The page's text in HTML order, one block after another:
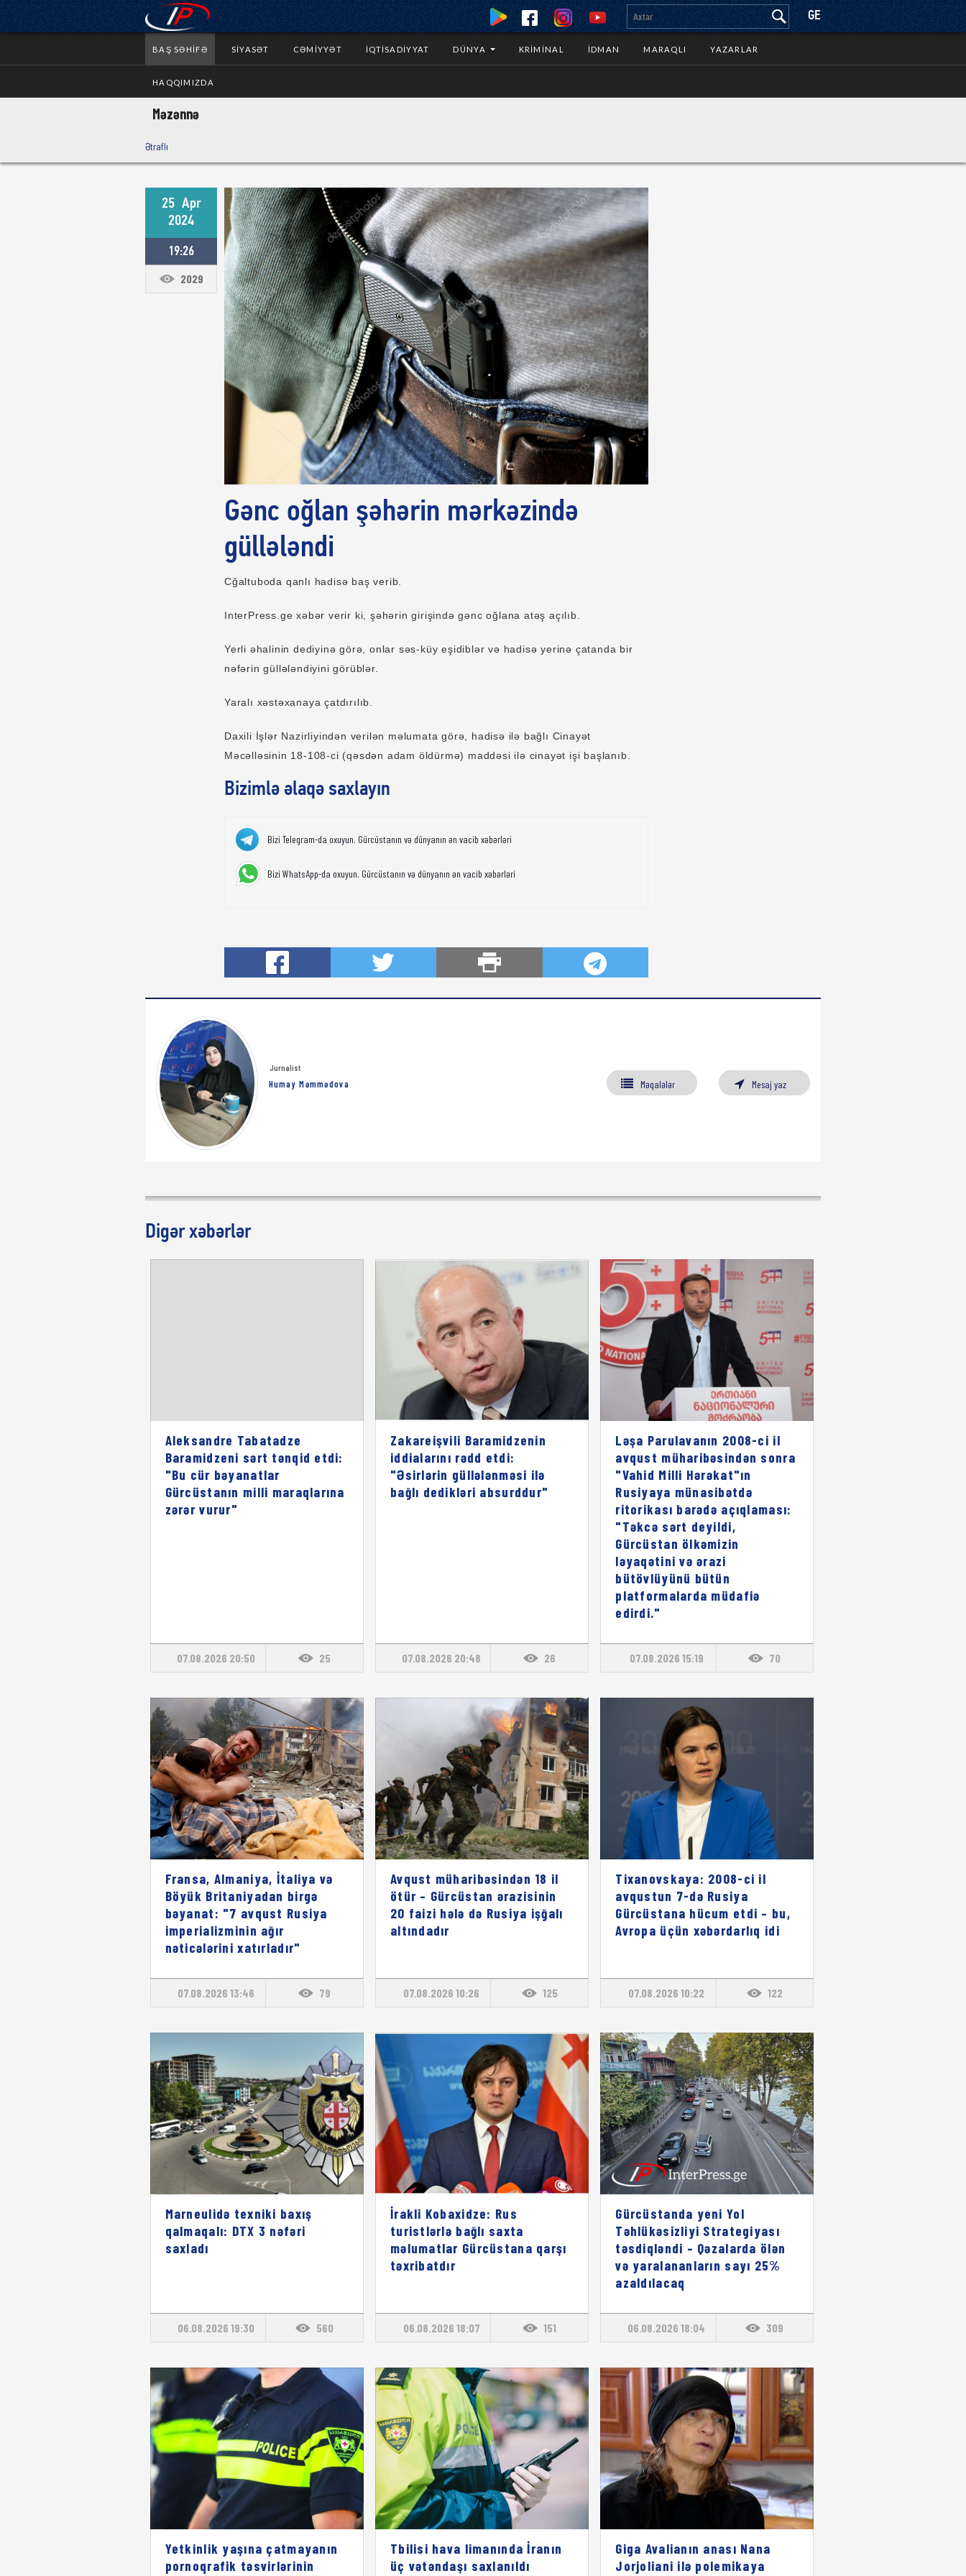
GE
BAŞ SƏHIFƏ SIYASƏT CƏMIYYƏT İQTISADIYYAT DÜNYA KRIMINAL İDMAN MARAQLI YAZARLAR
HAQQIMIZDA
Məzənnə
Ətraflı
25 Apr
2024
19:26
2029
Gənc oğlan şəhərin mərkəzində
güllələndi
Cğaltuboda qanlı hadisə baş verib.
InterPress.ge xəbər verir ki, şəhərin girişində gənc oğlana atəş açılıb.
Yerli əhalinin dediyinə görə, onlar səs-küy eşidiblər və hadisə yerinə çatanda bir
nəfərin güllələndiyini görüblər.
Yaralı xəstəxanaya çatdırılıb.
Daxili İşlər Nazirliyindən verilən məlumata görə, hadisə ilə bağlı Cinayət
Məcəlləsinin 18-108-ci (qəsdən adam öldürmə) maddəsi ilə cinayət işi başlanıb.
Bizimlə əlaqə saxlayın
Bizi Telegram-da oxuyun. Gürcüstanın və dünyanın ən vacib xəbərləri
Bizi WhatsApp-da oxuyun. Gürcüstanın və dünyanın ən vacib xəbərləri
Jurnalist
Humay Məmmədova Məqalələr Mesaj yaz
Digər xəbərlər
Aleksandre Tabatadze
Baramidzeni sərt tənqid etdi:
"Bu cür bəyanatlar
Gürcüstanın milli maraqlarına
zərər vurur"
07.08.2026 20:50 25
Zakareişvili Baramidzenin
iddialarını rədd etdi:
"Əsirlərin güllələnməsi ilə
bağlı dedikləri absurddur"
07.08.2026 20:48 26
Ləşa Parulavanın 2008-ci il
avqust müharibəsindən sonra
"Vahid Milli Hərəkat"ın
Rusiyaya münasibətdə
ritorikası barədə açıqlaması:
"Təkcə sərt deyildi,
Gürcüstan ölkəmizin
ləyaqətini və ərazi
bütövlüyünü bütün
platformalarda müdafiə
edirdi."
07.08.2026 15:19 70
Fransa, Almaniya, İtaliya və
Böyük Britaniyadan birgə
bəyanat: "7 avqust Rusiya
imperializminin ağır
nəticələrini xatırladır"
07.08.2026 13:46 79
Avqust müharibəsindən 18 il
ötür – Gürcüstan ərazisinin
20 faizi hələ də Rusiya işğalı
altındadır
07.08.2026 10:26 125
Tixanovskaya: 2008-ci il
avqustun 7-də Rusiya
Gürcüstana hücum etdi – bu,
Avropa üçün xəbərdarlıq idi
07.08.2026 10:22 122
Marneulidə texniki baxış
qalmaqalı: DTX 3 nəfəri
saxladı
06.08.2026 19:30 560
İrakli Kobaxidze: Rus
turistlərlə bağlı saxta
məlumatlar Gürcüstana qarşı
təxribatdır
06.08.2026 18:07 151
Gürcüstanda yeni Yol
Təhlükəsizliyi Strategiyası
təsdiqləndi – Qəzalarda ölən
və yaralananların sayı 25%
azaldılacaq
06.08.2026 18:04 309
Yetkinlik yaşına çatmayanın
pornoqrafik təsvirlərinin
Tbilisi hava limanında İranın
üç vətəndaşı saxlanıldı
Giga Avalianın anası Nana
Jorjoliani ilə polemikaya